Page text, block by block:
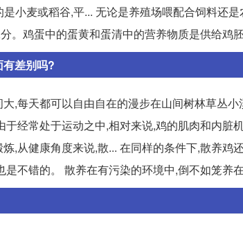
小麦或稻谷,平... 无论是养殖场喂配合饲料还
鸡蛋中的蛋黄和蛋清中的营养物质是供给鸡
差别吗?
,每天都可以自由自在的漫步在山间树林草丛
经常处于运动之中,相对来说,鸡的肌肉和内脏
,从健康角度来说,散... 在同样的条件下,散养鸡
不错的。 散养在有污染的环境中,倒不如笼养